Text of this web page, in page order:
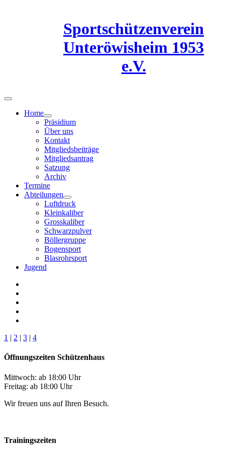
Sportschützenverein
Unteröwisheim 1953
e.V.
Home
Präsidium
Über uns
Kontakt
Mitgliedsbeiträge
Mitgliedsantrag
Satzung
Archiv
Termine
Abteilungen
Luftdruck
Kleinkaliber
Grosskaliber
Schwarzpulver
Böllergruppe
Bogensport
Blasrohrsport
Jugend
1 | 2 | 3 | 4
Öffnungszeiten Schützenhaus
Mittwoch: ab 18:00 Uhr
Freitag: ab 18:00 Uhr
Wir freuen uns auf Ihren Besuch.
Trainingszeiten